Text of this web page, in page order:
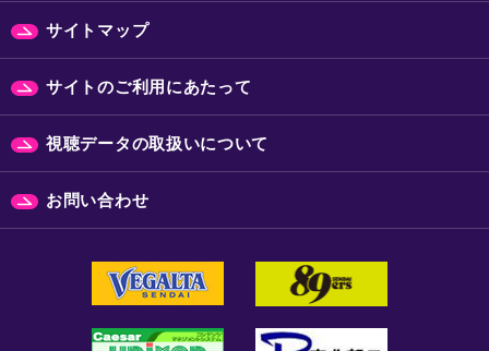
サイトマップ
サイトのご利用にあたって
視聴データの取扱いについて
お問い合わせ